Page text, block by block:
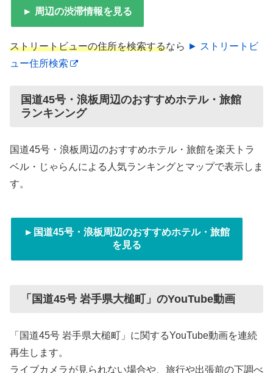
► 周辺の渋滞情報を見る
ストリートビューの住所を検索するなら ► ストリートビ
ュー住所検索
国道45号・浪板周辺のおすすめホテル・旅館
ランキンング
国道45号・浪板周辺のおすすめホテル・旅館を楽天トラ
ベル・じゃらんによる人気ランキングとマップで表示しま
す。
►国道45号・浪板周辺のおすすめホテル・旅館
を見る
「国道45号 岩手県大槌町」のYouTube動画
「国道45号 岩手県大槌町」に関するYouTube動画を連続
再生します。
ライブカメラが見られない場合や、旅行や出張前の下調べ